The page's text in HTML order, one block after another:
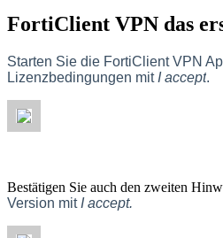
FortiClient VPN das
Starten Sie die FortiClient VPN
Lizenzbedingungen mit I accept.
Bestätigen Sie auch den zweiten
Version mit I accept.